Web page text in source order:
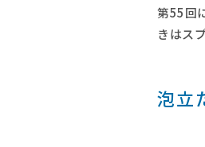
第55回
きはス
泡立